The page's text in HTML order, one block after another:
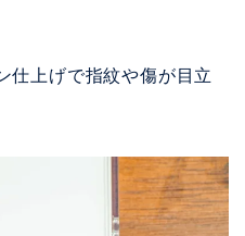
仕上げで指紋や傷が目立